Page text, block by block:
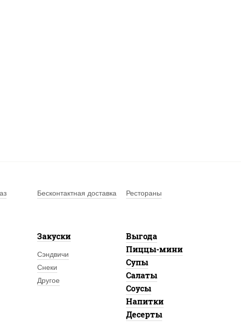
Бесконтактная доставка
Рестораны
Закуски
Сэндвичи
Снеки
Другое
Выгода
Пиццы-мини
Супы
Салаты
Соусы
Напитки
Десерты